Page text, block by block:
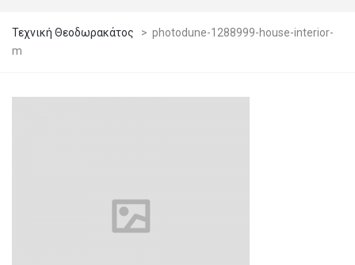
Τεχνική Θεοδωρακάτος > photodune-1288999-house-interior-
m